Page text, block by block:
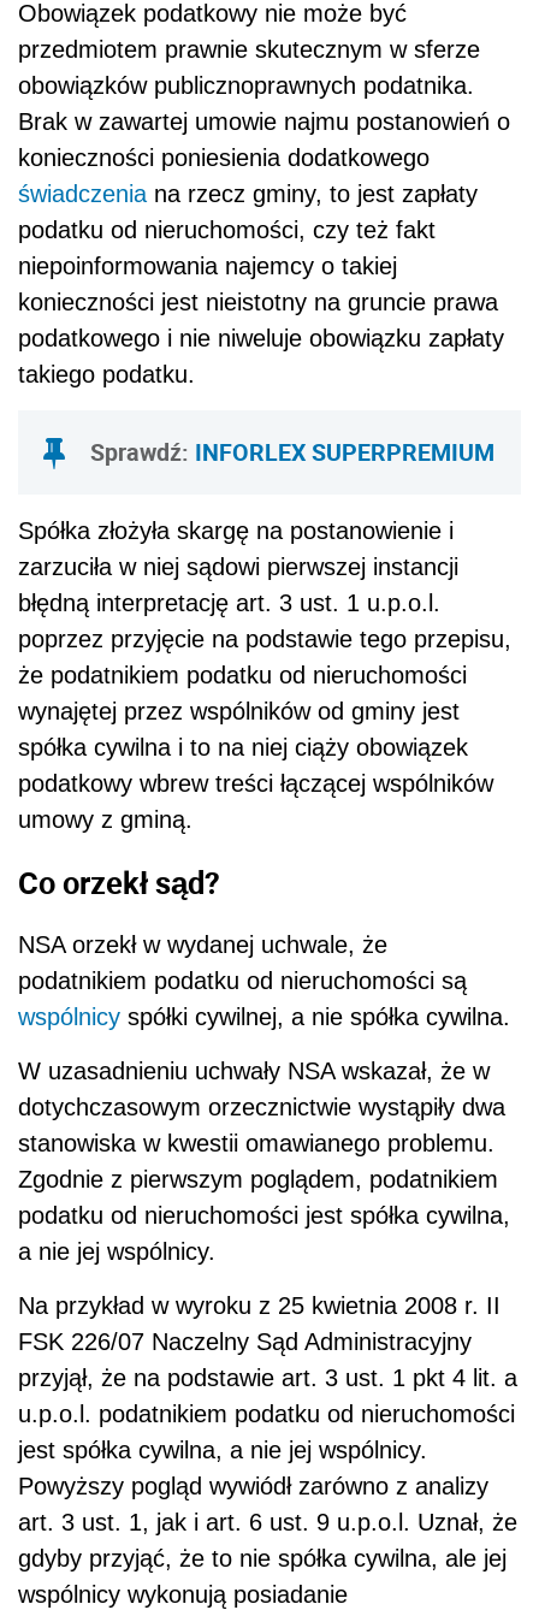
Obowiązek podatkowy nie może być
przedmiotem prawnie skutecznym w sferze
obowiązków publicznoprawnych podatnika.
Brak w zawartej umowie najmu postanowień o
konieczności poniesienia dodatkowego
świadczenia na rzecz gminy, to jest zapłaty
podatku od nieruchomości, czy też fakt
niepoinformowania najemcy o takiej
konieczności jest nieistotny na gruncie prawa
podatkowego i nie niweluje obowiązku zapłaty
takiego podatku.
Sprawdź: INFORLEX SUPERPREMIUM
Spółka złożyła skargę na postanowienie i
zarzuciła w niej sądowi pierwszej instancji
błędną interpretację art. 3 ust. 1 u.p.o.l.
poprzez przyjęcie na podstawie tego przepisu,
że podatnikiem podatku od nieruchomości
wynajętej przez wspólników od gminy jest
spółka cywilna i to na niej ciąży obowiązek
podatkowy wbrew treści łączącej wspólników
umowy z gminą.
Co orzekł sąd?
NSA orzekł w wydanej uchwale, że
podatnikiem podatku od nieruchomości są
wspólnicy spółki cywilnej, a nie spółka cywilna.
W uzasadnieniu uchwały NSA wskazał, że w
dotychczasowym orzecznictwie wystąpiły dwa
stanowiska w kwestii omawianego problemu.
Zgodnie z pierwszym poglądem, podatnikiem
podatku od nieruchomości jest spółka cywilna,
a nie jej wspólnicy.
Na przykład w wyroku z 25 kwietnia 2008 r. II
FSK 226/07 Naczelny Sąd Administracyjny
przyjął, że na podstawie art. 3 ust. 1 pkt 4 lit. a
u.p.o.l. podatnikiem podatku od nieruchomości
jest spółka cywilna, a nie jej wspólnicy.
Powyższy pogląd wywiódł zarówno z analizy
art. 3 ust. 1, jak i art. 6 ust. 9 u.p.o.l. Uznał, że
gdyby przyjąć, że to nie spółka cywilna, ale jej
wspólnicy wykonują posiadanie